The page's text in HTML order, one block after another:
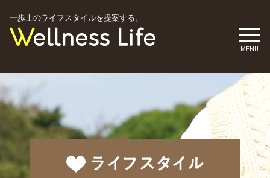
一歩上のライフスタイルを提案する。